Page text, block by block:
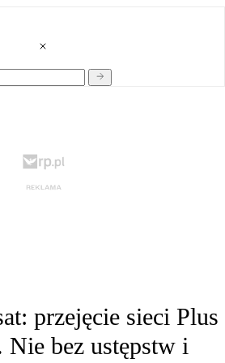
przejęcie sieci Plus
Nie bez ustępstw i